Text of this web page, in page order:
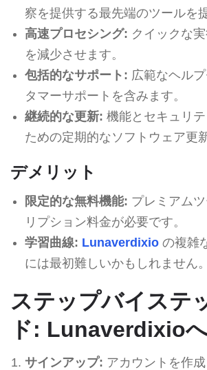
察を提供する最先端のツールを
高速プロセシング: クイックな
を減少させます。
包括的なサポート: 広範なヘル
タマーサポートを含みます。
継続的な更新: 機能とセキュリ
ための定期的なソフトウェア更
デメリット
限定的な無料機能: プレミアム
リプション料金が必要です。
学習曲線: Lunaverdixioの複雑
には最初難しいかもしれません。
ステップバイステ
ド: Lunaverdixio
サインアップ: アカウントを作